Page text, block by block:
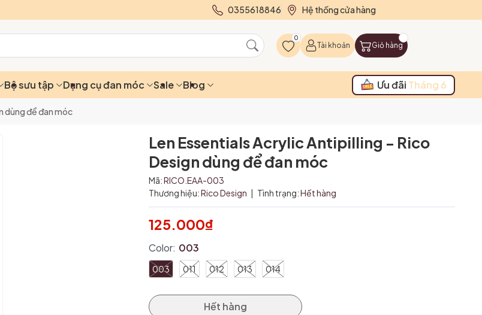
0355618846 Hệ thống cửa hàng
0
Tài khoản Giỏ hàng
Bộ sưu tập Dụng cụ đan móc Sale Blog Ưu đãi Tháng 6
dùng để đan móc
Len Essentials Acrylic Antipilling - Rico
Design dùng để đan móc
Mã:RICO.EAA-003
Thương hiệu:Rico Design | Tình trạng:Hết hàng
125.000₫
Color: 003
003 011 012 013 014
Hết hàng